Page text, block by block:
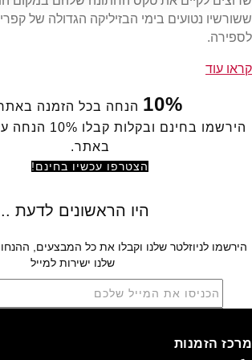
לספירה.
קראו עוד
10% הנחה בכל הזמנה
הירשמו בחינם
באתר.
הצטרפו עכשיו בחינם!
הירשמו לניוזלטר שלנו וקבלו את כל המבצעים,
שלנו ישירות למייל
מרכז הזמנות